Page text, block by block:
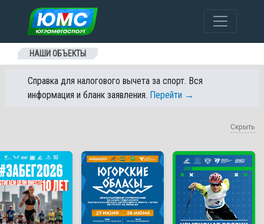
Перейти к содержанию
НАШИ ОБЪЕКТЫ
Справка для налогового вычета за спорт. Вся
информация и бланк заявления. Перейти →
Скрыть